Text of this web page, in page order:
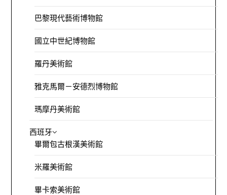
巴黎現代藝術博物館
國立中世紀博物館
羅丹美術館
雅克馬爾－安德烈博物館
瑪摩丹美術館
西班牙
畢爾包古根漢美術館
米羅美術館
畢卡索美術館